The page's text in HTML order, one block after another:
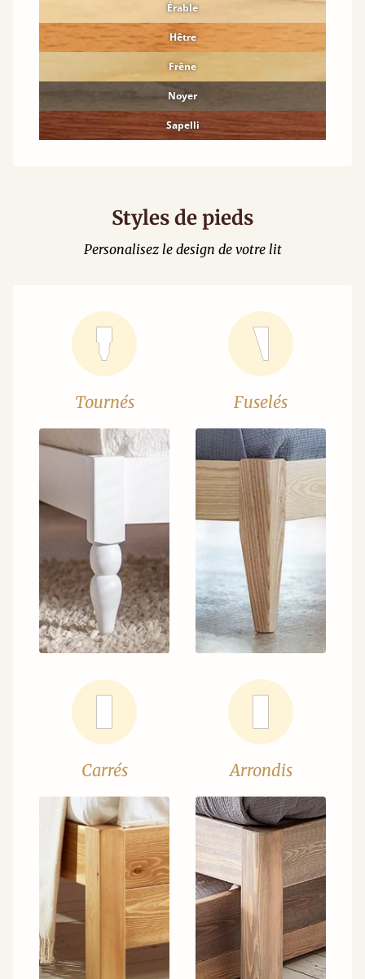
Érable
Hêtre
Frêne
Noyer
Sapelli
Styles de pieds
Personalisez le design de votre lit
Tournés Fuselés
Carrés Arrondis